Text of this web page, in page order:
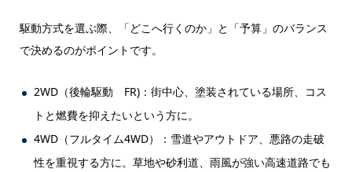
駆動方式を選ぶ際、「どこへ行くのか」と「予算」のバランス
で決めるのがポイントです。
2WD（後輪駆動 FR)：街中心、塗装されている場所、コス
トと燃費を抑えたいという方に。
4WD（フルタイム4WD）：雪道やアウトドア、悪路の走破
性を重視する方に。草地や砂利道、雨風が強い高速道路でも